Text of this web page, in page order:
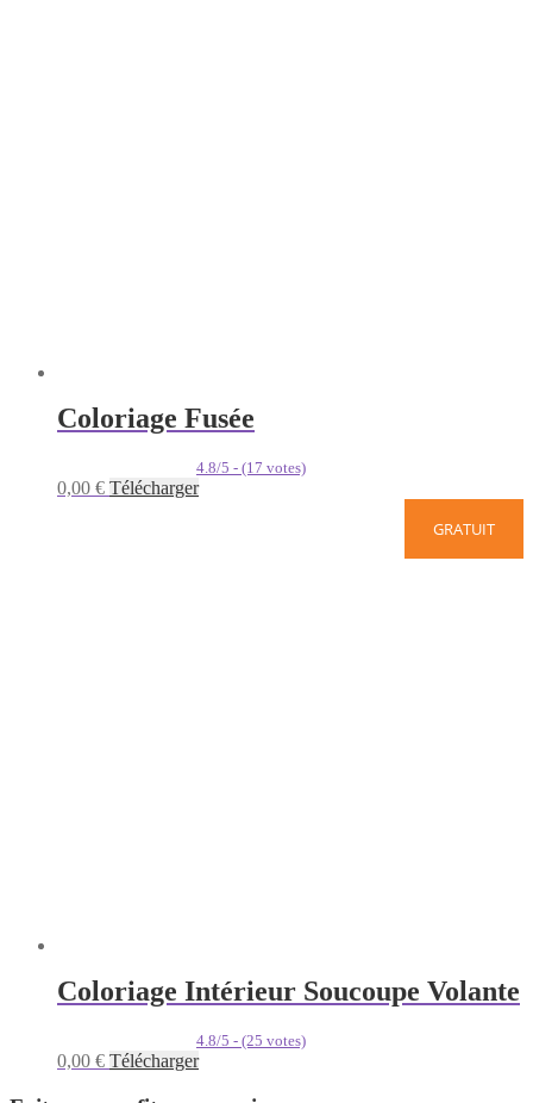
Coloriage Fusée
4.8/5 - (17 votes)
0,00 € Télécharger
GRATUIT
Coloriage Intérieur Soucoupe Volante
4.8/5 - (25 votes)
0,00 € Télécharger